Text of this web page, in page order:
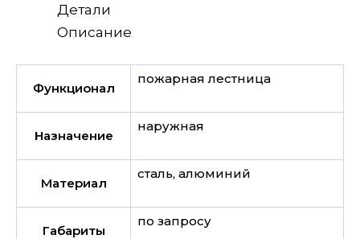
Детали
Описание
Функционал
пожарная лестница
Назначение
наружная
Материал
сталь, алюминий
Габариты
по запросу